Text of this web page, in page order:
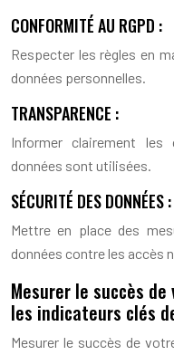
CONFORMITÉ AU RGPD :
Respecter les règles en
données personnelles.
TRANSPARENCE :
Informer clairement
données sont utilisées.
SÉCURITÉ DES DONNÉES :
Mettre en place des
données contre les accès
Mesurer le succès
les indicateurs clés
Mesurer le succès de